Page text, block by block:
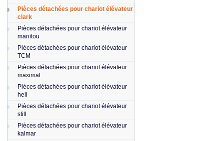
Pièces détachées pour chariot élévateur
clark
Pièces détachées pour chariot élévateur
manitou
Pièces détachées pour chariot élévateur
TCM
Pièces détachées pour chariot élévateur
maximal
Pièces détachées pour chariot élévateur
heli
Pièces détachées pour chariot élévateur
still
Pièces détachées pour chariot élévateur
kalmar